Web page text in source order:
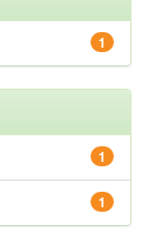
1
1
1